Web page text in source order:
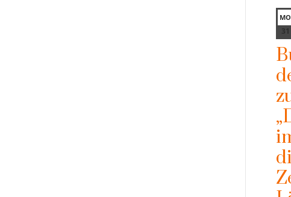
31